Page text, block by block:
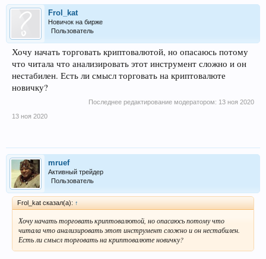
Frol_kat
Новичок на бирже
Пользователь
Хочу начать торговать криптовалютой, но опасаюсь потому
что читала что анализировать этот инструмент сложно и он
нестабилен. Есть ли смысл торговать на криптовалюте
новичку?
Последнее редактирование модератором: 13 ноя 2020
13 ноя 2020
mruef
Активный трейдер
Пользователь
Frol_kat сказал(а): ↑
Хочу начать торговать криптовалютой, но опасаюсь потому что
читала что анализировать этот инструмент сложно и он нестабилен.
Есть ли смысл торговать на криптовалюте новичку?